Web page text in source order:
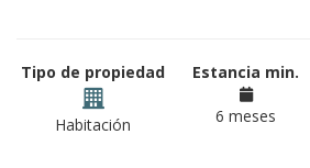
Tipo de propiedad
Habitación
Estancia min.
6 meses